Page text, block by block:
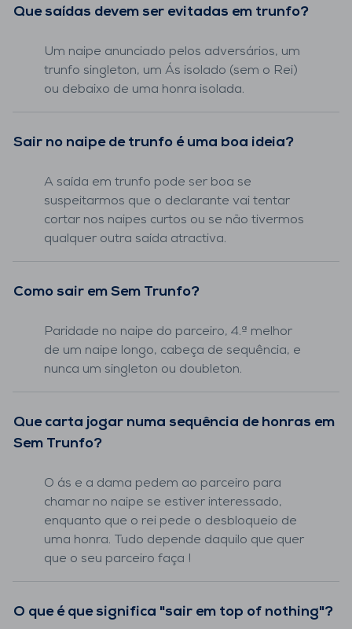
Que saídas devem ser evitadas em trunfo?
Um naipe anunciado pelos adversários, um
trunfo singleton, um Ás isolado (sem o Rei)
ou debaixo de uma honra isolada.
Sair no naipe de trunfo é uma boa ideia?
A saída em trunfo pode ser boa se
suspeitarmos que o declarante vai tentar
cortar nos naipes curtos ou se não tivermos
qualquer outra saída atractiva.
Como sair em Sem Trunfo?
Paridade no naipe do parceiro, 4.ª melhor
de um naipe longo, cabeça de sequência, e
nunca um singleton ou doubleton.
Que carta jogar numa sequência de honras em
Sem Trunfo?
O ás e a dama pedem ao parceiro para
chamar no naipe se estiver interessado,
enquanto que o rei pede o desbloqueio de
uma honra. Tudo depende daquilo que quer
que o seu parceiro faça !
O que é que significa "sair em top of nothing"?